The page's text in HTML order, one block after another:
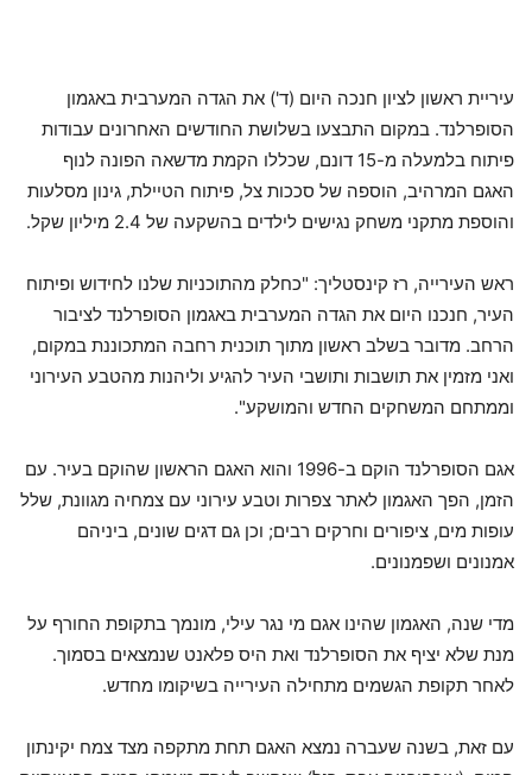
עיריית ראשון לציון חנכה היום (ד') את הגדה המערבית באגמון
הסופרלנד. במקום התבצעו בשלושת החודשים האחרונים עבודות
פיתוח בלמעלה מ-15 דונם, שכללו הקמת מדשאה הפונה לנוף
האגם המרהיב, הוספה של סככות צל, פיתוח הטיילת, גינון מסלעות
והוספת מתקני משחק נגישים לילדים בהשקעה של 2.4 מיליון שקל.
ראש העירייה, רז קינסטליך: "כחלק מהתוכניות שלנו לחידוש ופיתוח
העיר, חנכנו היום את הגדה המערבית באגמון הסופרלנד לציבור
הרחב. מדובר בשלב ראשון מתוך תוכנית רחבה המתכוננת במקום,
ואני מזמין את תושבות ותושבי העיר להגיע וליהנות מהטבע העירוני
וממתחם המשחקים החדש והמושקע".
אגם הסופרלנד הוקם ב-1996 והוא האגם הראשון שהוקם בעיר. עם
הזמן, הפך האגמון לאתר צפרות וטבע עירוני עם צמחיה מגוונת, שלל
עופות מים, ציפורים וחרקים רבים; וכן גם דגים שונים, ביניהם
אמנונים ושפמנונים.
מדי שנה, האגמון שהינו אגם מי נגר עילי, מונמך בתקופת החורף על
מנת שלא יציף את הסופרלנד ואת היס פלאנט שנמצאים בסמוך.
לאחר תקופת הגשמים מתחילה העירייה בשיקומו מחדש.
עם זאת, בשנה שעברה נמצא האגם תחת מתקפה מצד צמח יקינתון